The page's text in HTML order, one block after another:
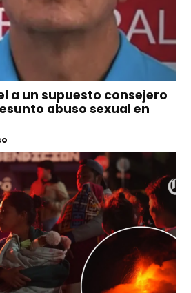
a un supuesto consejero
abuso sexual en